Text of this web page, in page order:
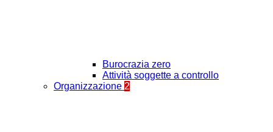
Burocrazia zero
Attività soggette a controllo
Organizzazione 2